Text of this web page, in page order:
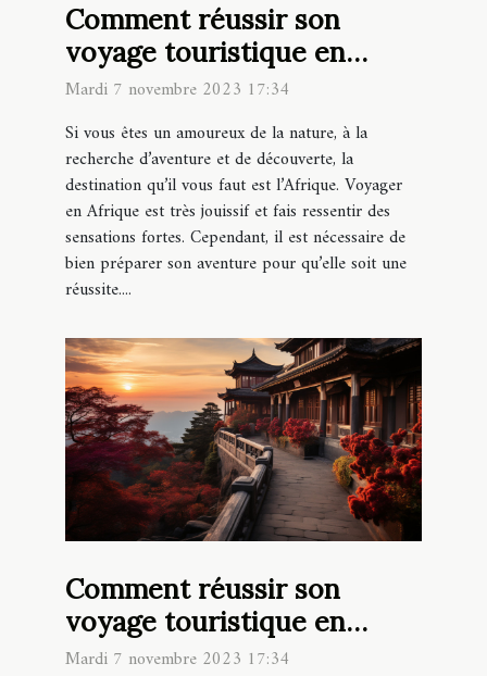
Comment réussir son
voyage touristique en
Afrique ?
Mardi 7 novembre 2023 17:34
Si vous êtes un amoureux de la nature, à la
recherche d’aventure et de découverte, la
destination qu’il vous faut est l’Afrique. Voyager
en Afrique est très jouissif et fais ressentir des
sensations fortes. Cependant, il est nécessaire de
bien préparer son aventure pour qu’elle soit une
réussite....
Comment réussir son
voyage touristique en
Asie ?
Mardi 7 novembre 2023 17:34